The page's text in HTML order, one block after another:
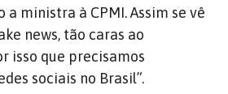
ministra à CPMI. Assim se vê
news, tão caras ao
isso que precisamos
sociais no Brasil”.